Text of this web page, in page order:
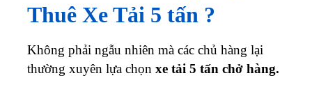
Thuê Xe Tải 5 tấn ?
Không phải ngẫu nhiên mà các chủ hàng lại
thường xuyên lựa chọn xe tải 5 tấn chở hàng.